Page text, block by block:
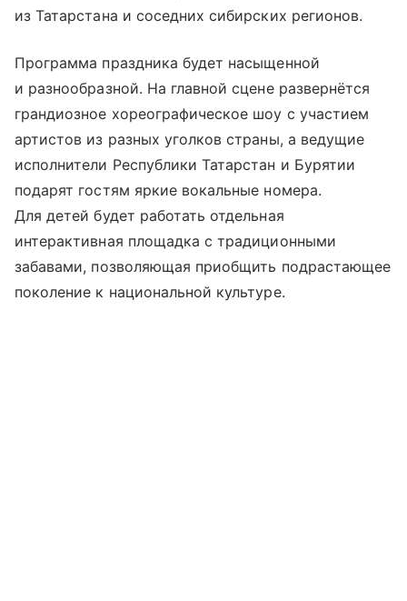
из Татарстана и соседних сибирских регионов.
Программа праздника будет насыщенной
и разнообразной. На главной сцене развернётся
грандиозное хореографическое шоу с участием
артистов из разных уголков страны, а ведущие
исполнители Республики Татарстан и Бурятии
подарят гостям яркие вокальные номера.
Для детей будет работать отдельная
интерактивная площадка с традиционными
забавами, позволяющая приобщить подрастающее
поколение к национальной культуре.